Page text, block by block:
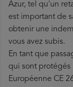
Azur, tel qu'un
est important de
obtenir une
vous avez subis.
En tant que
qui sont
Européenne CE